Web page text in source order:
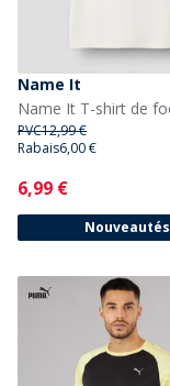
Name It
PVC12,99 €
Rabais6,00 €
Current
6,99 €
Nouveautés